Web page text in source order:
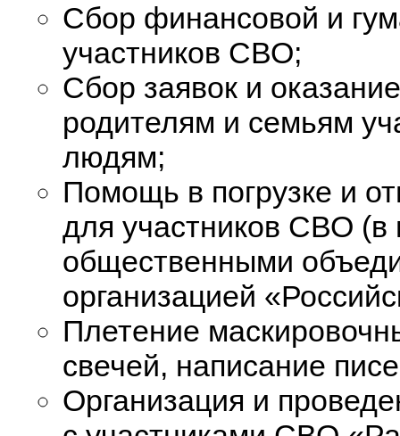
Сбор финансовой и
участников СВО;
Сбор заявок и
родителям и семьям
людям;
Помощь в погрузке и
для участников СВО (в
общественными
организацией
Плетение
свечей, написание
Организация и